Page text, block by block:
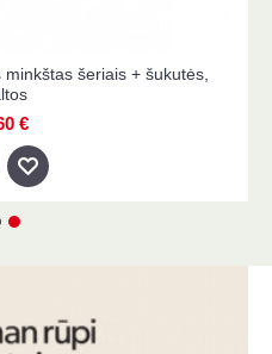
šeriais + šukutės,
€